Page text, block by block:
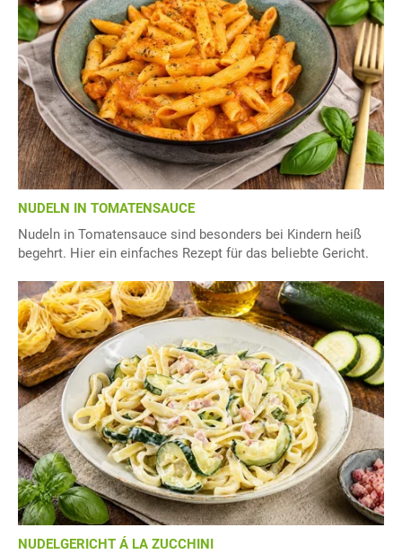
NUDELN IN TOMATENSAUCE
Nudeln in Tomatensauce sind besonders bei Kindern heiß
begehrt. Hier ein einfaches Rezept für das beliebte Gericht.
NUDELGERICHT Á LA ZUCCHINI